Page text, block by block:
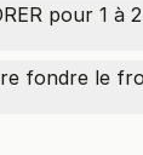
pour 1 à
fondre le